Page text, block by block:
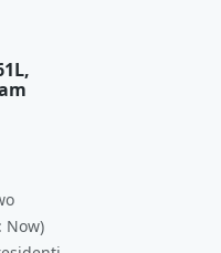
Now)